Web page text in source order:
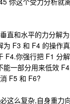
直和水平的力分解
为 F3 和 F4 的操作
F4.你强行把 F1 分
能一部分用来低效
F5 和 F6?
这么复杂,自身重力